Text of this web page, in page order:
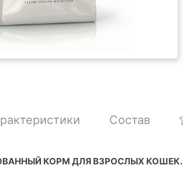
Состав
КОРМ ДЛЯ ВЗРОСЛЫХ КОШЕК.